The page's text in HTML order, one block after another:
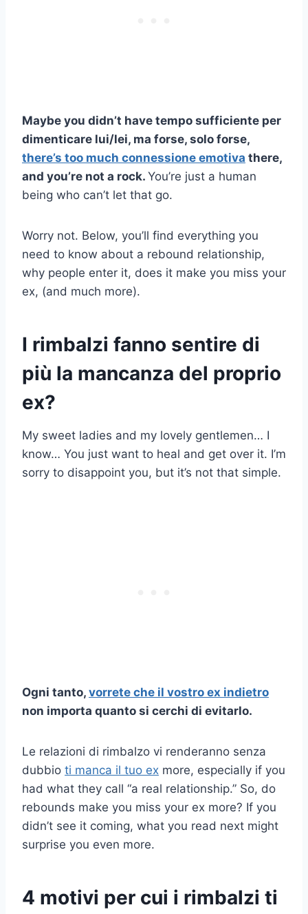
Maybe you didn’t have tempo sufficiente per
dimenticare lui/lei, ma forse, solo forse,
there’s too much connessione emotiva there,
and you’re not a rock. You’re just a human
being who can’t let that go.
Worry not. Below, you’ll find everything you
need to know about a rebound relationship,
why people enter it, does it make you miss your
ex, (and much more).
I rimbalzi fanno sentire di
più la mancanza del proprio
ex?
My sweet ladies and my lovely gentlemen… I
know… You just want to heal and get over it. I’m
sorry to disappoint you, but it’s not that simple.
Ogni tanto, vorrete che il vostro ex indietro
non importa quanto si cerchi di evitarlo.
Le relazioni di rimbalzo vi renderanno senza
dubbio ti manca il tuo ex more, especially if you
had what they call “a real relationship.” So, do
rebounds make you miss your ex more? If you
didn’t see it coming, what you read next might
surprise you even more.
4 motivi per cui i rimbalzi ti